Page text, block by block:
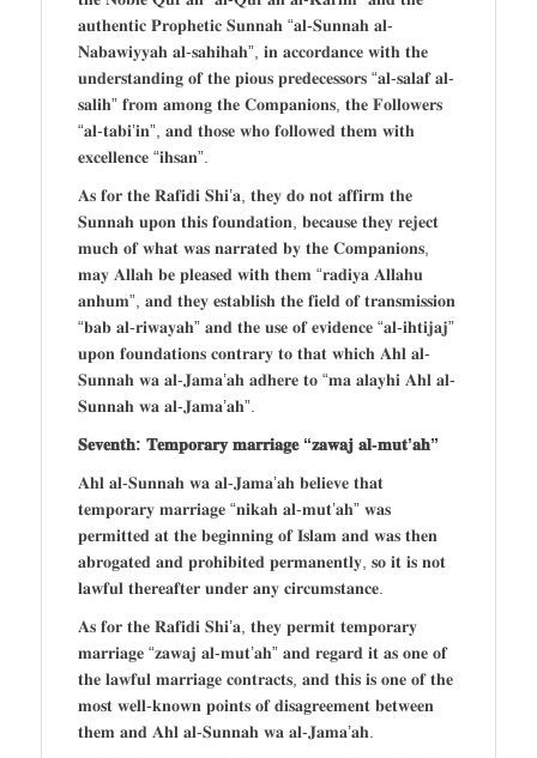
𝐚𝐮𝐭𝐡𝐞𝐧𝐭𝐢𝐜 𝐏𝐫𝐨𝐩𝐡𝐞𝐭𝐢𝐜 𝐒𝐮𝐧𝐧𝐚𝐡 “𝐚𝐥-𝐒𝐮𝐧𝐧𝐚𝐡 𝐚𝐥-
𝐍𝐚𝐛𝐚𝐰𝐢𝐲𝐲𝐚𝐡 𝐚𝐥-𝐬𝐚𝐡𝐢𝐡𝐚𝐡”, 𝐢𝐧 𝐚𝐜𝐜𝐨𝐫𝐝𝐚𝐧𝐜𝐞 𝐰𝐢𝐭𝐡 𝐭𝐡𝐞
𝐮𝐧𝐝𝐞𝐫𝐬𝐭𝐚𝐧𝐝𝐢𝐧𝐠 𝐨𝐟 𝐭𝐡𝐞 𝐩𝐢𝐨𝐮𝐬 𝐩𝐫𝐞𝐝𝐞𝐜𝐞𝐬𝐬𝐨𝐫𝐬 “𝐚𝐥-𝐬𝐚𝐥𝐚𝐟 𝐚𝐥-
𝐬𝐚𝐥𝐢𝐡” 𝐟𝐫𝐨𝐦 𝐚𝐦𝐨𝐧𝐠 𝐭𝐡𝐞 𝐂𝐨𝐦𝐩𝐚𝐧𝐢𝐨𝐧𝐬, 𝐭𝐡𝐞 𝐅𝐨𝐥𝐥𝐨𝐰𝐞𝐫𝐬
“𝐚𝐥-𝐭𝐚𝐛𝐢’𝐢𝐧”, 𝐚𝐧𝐝 𝐭𝐡𝐨𝐬𝐞 𝐰𝐡𝐨 𝐟𝐨𝐥𝐥𝐨𝐰𝐞𝐝 𝐭𝐡𝐞𝐦 𝐰𝐢𝐭𝐡
𝐞𝐱𝐜𝐞𝐥𝐥𝐞𝐧𝐜𝐞 “𝐢𝐡𝐬𝐚𝐧”.
𝐀𝐬 𝐟𝐨𝐫 𝐭𝐡𝐞 𝐑𝐚𝐟𝐢𝐝𝐢 𝐒𝐡𝐢’𝐚, 𝐭𝐡𝐞𝐲 𝐝𝐨 𝐧𝐨𝐭 𝐚𝐟𝐟𝐢𝐫𝐦 𝐭𝐡𝐞
𝐒𝐮𝐧𝐧𝐚𝐡 𝐮𝐩𝐨𝐧 𝐭𝐡𝐢𝐬 𝐟𝐨𝐮𝐧𝐝𝐚𝐭𝐢𝐨𝐧, 𝐛𝐞𝐜𝐚𝐮𝐬𝐞 𝐭𝐡𝐞𝐲 𝐫𝐞𝐣𝐞𝐜𝐭
𝐦𝐮𝐜𝐡 𝐨𝐟 𝐰𝐡𝐚𝐭 𝐰𝐚𝐬 𝐧𝐚𝐫𝐫𝐚𝐭𝐞𝐝 𝐛𝐲 𝐭𝐡𝐞 𝐂𝐨𝐦𝐩𝐚𝐧𝐢𝐨𝐧𝐬,
𝐦𝐚𝐲 𝐀𝐥𝐥𝐚𝐡 𝐛𝐞 𝐩𝐥𝐞𝐚𝐬𝐞𝐝 𝐰𝐢𝐭𝐡 𝐭𝐡𝐞𝐦 “𝐫𝐚𝐝𝐢𝐲𝐚 𝐀𝐥𝐥𝐚𝐡𝐮
𝐚𝐧𝐡𝐮𝐦”, 𝐚𝐧𝐝 𝐭𝐡𝐞𝐲 𝐞𝐬𝐭𝐚𝐛𝐥𝐢𝐬𝐡 𝐭𝐡𝐞 𝐟𝐢𝐞𝐥𝐝 𝐨𝐟 𝐭𝐫𝐚𝐧𝐬𝐦𝐢𝐬𝐬𝐢𝐨𝐧
“𝐛𝐚𝐛 𝐚𝐥-𝐫𝐢𝐰𝐚𝐲𝐚𝐡” 𝐚𝐧𝐝 𝐭𝐡𝐞 𝐮𝐬𝐞 𝐨𝐟 𝐞𝐯𝐢𝐝𝐞𝐧𝐜𝐞 “𝐚𝐥-𝐢𝐡𝐭𝐢𝐣𝐚𝐣”
𝐮𝐩𝐨𝐧 𝐟𝐨𝐮𝐧𝐝𝐚𝐭𝐢𝐨𝐧𝐬 𝐜𝐨𝐧𝐭𝐫𝐚𝐫𝐲 𝐭𝐨 𝐭𝐡𝐚𝐭 𝐰𝐡𝐢𝐜𝐡 𝐀𝐡𝐥 𝐚𝐥-
𝐒𝐮𝐧𝐧𝐚𝐡 𝐰𝐚 𝐚𝐥-𝐉𝐚𝐦𝐚’𝐚𝐡 𝐚𝐝𝐡𝐞𝐫𝐞 𝐭𝐨 “𝐦𝐚 𝐚𝐥𝐚𝐲𝐡𝐢 𝐀𝐡𝐥 𝐚𝐥-
𝐒𝐮𝐧𝐧𝐚𝐡 𝐰𝐚 𝐚𝐥-𝐉𝐚𝐦𝐚’𝐚𝐡”.
𝐒𝐞𝐯𝐞𝐧𝐭𝐡: 𝐓𝐞𝐦𝐩𝐨𝐫𝐚𝐫𝐲 𝐦𝐚𝐫𝐫𝐢𝐚𝐠𝐞 “𝐳𝐚𝐰𝐚𝐣 𝐚𝐥-𝐦𝐮𝐭’𝐚𝐡”
𝐀𝐡𝐥 𝐚𝐥-𝐒𝐮𝐧𝐧𝐚𝐡 𝐰𝐚 𝐚𝐥-𝐉𝐚𝐦𝐚’𝐚𝐡 𝐛𝐞𝐥𝐢𝐞𝐯𝐞 𝐭𝐡𝐚𝐭
𝐭𝐞𝐦𝐩𝐨𝐫𝐚𝐫𝐲 𝐦𝐚𝐫𝐫𝐢𝐚𝐠𝐞 “𝐧𝐢𝐤𝐚𝐡 𝐚𝐥-𝐦𝐮𝐭’𝐚𝐡” 𝐰𝐚𝐬
𝐩𝐞𝐫𝐦𝐢𝐭𝐭𝐞𝐝 𝐚𝐭 𝐭𝐡𝐞 𝐛𝐞𝐠𝐢𝐧𝐧𝐢𝐧𝐠 𝐨𝐟 𝐈𝐬𝐥𝐚𝐦 𝐚𝐧𝐝 𝐰𝐚𝐬 𝐭𝐡𝐞𝐧
𝐚𝐛𝐫𝐨𝐠𝐚𝐭𝐞𝐝 𝐚𝐧𝐝 𝐩𝐫𝐨𝐡𝐢𝐛𝐢𝐭𝐞𝐝 𝐩𝐞𝐫𝐦𝐚𝐧𝐞𝐧𝐭𝐥𝐲, 𝐬𝐨 𝐢𝐭 𝐢𝐬 𝐧𝐨𝐭
𝐥𝐚𝐰𝐟𝐮𝐥 𝐭𝐡𝐞𝐫𝐞𝐚𝐟𝐭𝐞𝐫 𝐮𝐧𝐝𝐞𝐫 𝐚𝐧𝐲 𝐜𝐢𝐫𝐜𝐮𝐦𝐬𝐭𝐚𝐧𝐜𝐞.
𝐀𝐬 𝐟𝐨𝐫 𝐭𝐡𝐞 𝐑𝐚𝐟𝐢𝐝𝐢 𝐒𝐡𝐢’𝐚, 𝐭𝐡𝐞𝐲 𝐩𝐞𝐫𝐦𝐢𝐭 𝐭𝐞𝐦𝐩𝐨𝐫𝐚𝐫𝐲
𝐦𝐚𝐫𝐫𝐢𝐚𝐠𝐞 “𝐳𝐚𝐰𝐚𝐣 𝐚𝐥-𝐦𝐮𝐭’𝐚𝐡” 𝐚𝐧𝐝 𝐫𝐞𝐠𝐚𝐫𝐝 𝐢𝐭 𝐚𝐬 𝐨𝐧𝐞 𝐨𝐟
𝐭𝐡𝐞 𝐥𝐚𝐰𝐟𝐮𝐥 𝐦𝐚𝐫𝐫𝐢𝐚𝐠𝐞 𝐜𝐨𝐧𝐭𝐫𝐚𝐜𝐭𝐬, 𝐚𝐧𝐝 𝐭𝐡𝐢𝐬 𝐢𝐬 𝐨𝐧𝐞 𝐨𝐟 𝐭𝐡𝐞
𝐦𝐨𝐬𝐭 𝐰𝐞𝐥𝐥-𝐤𝐧𝐨𝐰𝐧 𝐩𝐨𝐢𝐧𝐭𝐬 𝐨𝐟 𝐝𝐢𝐬𝐚𝐠𝐫𝐞𝐞𝐦𝐞𝐧𝐭 𝐛𝐞𝐭𝐰𝐞𝐞𝐧
𝐭𝐡𝐞𝐦 𝐚𝐧𝐝 𝐀𝐡𝐥 𝐚𝐥-𝐒𝐮𝐧𝐧𝐚𝐡 𝐰𝐚 𝐚𝐥-𝐉𝐚𝐦𝐚’𝐚𝐡.